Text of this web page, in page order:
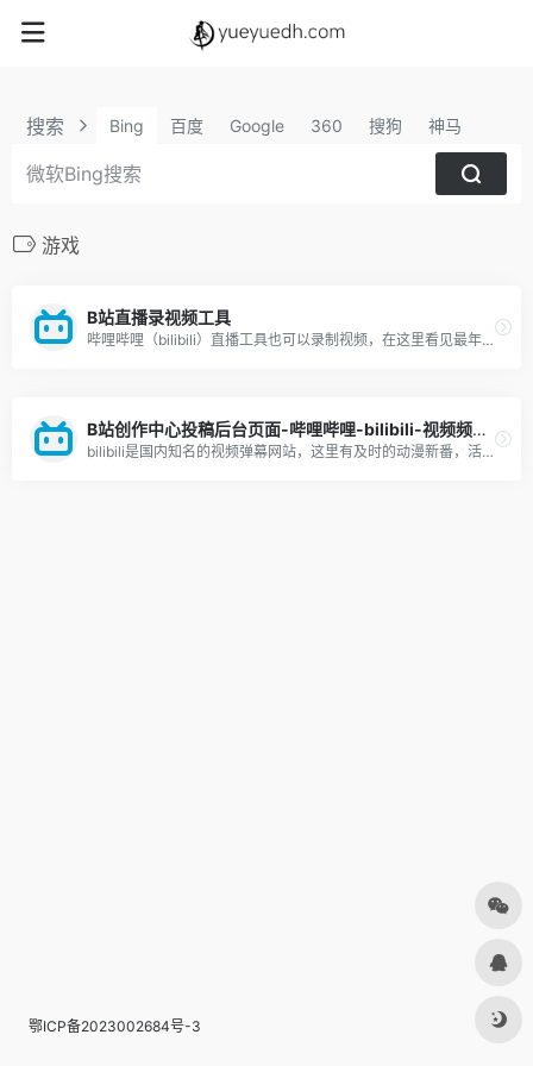
搜索 Bing 百度 Google 360 搜狗 神马
游戏
B站直播录视频工具
哔哩哔哩（bilibili）直播工具也可以录制视频，在这里看见最年轻的生活方式，学习、游戏、电竞、宅舞、唱见、绘画、美食等等应有尽有，快来捕捉你最喜欢的up主最真实的一面吧！
B站创作中心投稿后台页面-哔哩哔哩-bilibili-视频频道介绍-优缺点分析-新手攻略
bilibili是国内知名的视频弹幕网站，这里有及时的动漫新番，活跃的ACG氛围，有创意的Up主。大家可以在这里找到许多欢乐。
鄂ICP备2023002684号-3